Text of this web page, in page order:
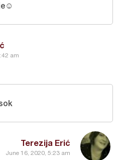
am
Terezija Erić
June 16, 2020, 5:23 am